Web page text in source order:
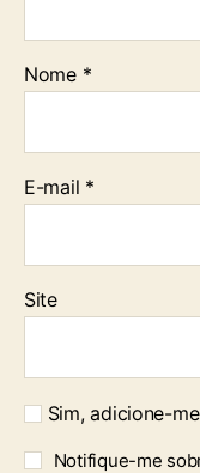
Nome *
E-mail *
Site
Sim, adicione-
Notifique-me